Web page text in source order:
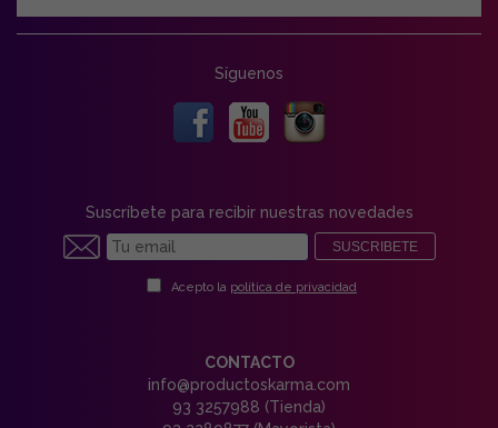
Síguenos
Suscríbete para recibir nuestras novedades
SUSCRIBETE
Acepto la política de privacidad
CONTACTO
info@productoskarma.com
93 3257988 (Tienda)